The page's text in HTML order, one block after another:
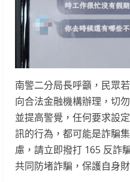
南警二分局長呼籲，民眾
向合法金融機構辦理，切
並提高警覺，任何要求設
訊的行為，都可能是詐騙
慮，請立即撥打 165 反詐
共同防堵詐騙，保護自身